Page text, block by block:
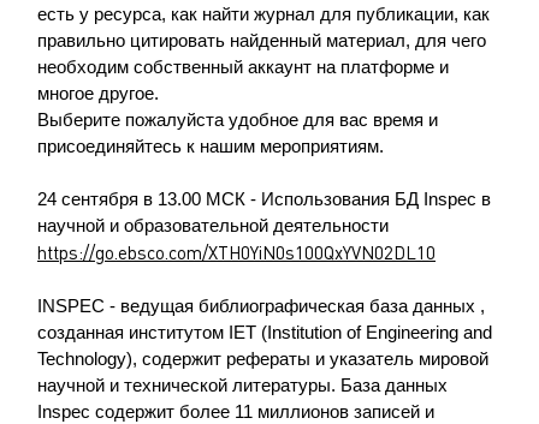
есть у ресурса, как найти журнал для публикации, как
правильно цитировать найденный материал, для чего
необходим собственный аккаунт на платформе и
многое другое.
Выберите пожалуйста удобное для вас время и
присоединяйтесь к нашим мероприятиям.
24 сентября в 13.00 МСК - Использования БД Inspec в
научной и образовательной деятельности
https://go.ebsco.com/XTH0YiN0s100QxYVN02DL10
INSPEC - ведущая библиографическая база данных ,
созданная институтом IET (Institution of Engineering and
Technology), содержит рефераты и указатель мировой
научной и технической литературы. База данных
Inspec содержит более 11 миллионов записей и